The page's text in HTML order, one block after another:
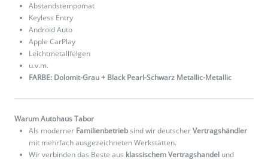
Abstandstempomat
Keyless Entry
Android Auto
Apple CarPlay
Leichtmetallfelgen
u.v.m.
FARBE: Dolomit-Grau + Black Pearl-Schwarz Metallic-Metallic
Warum Autohaus Tabor
Als moderner Familienbetriebsind wir deutscherVertragshändler
mit mehrfach ausgezeichneten Werkstätten.
Wir verbinden das Beste aus klassischem Vertragshandel und